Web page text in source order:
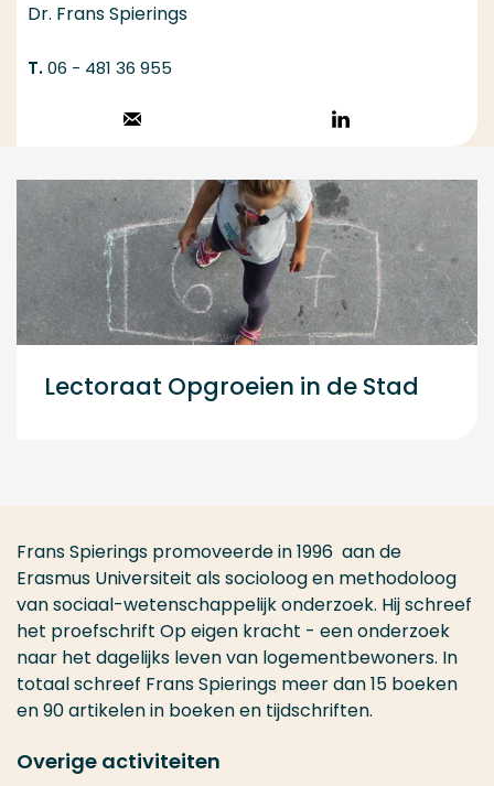
Dr. Frans Spierings
06 - 481 36 955
Stuur een email
Volg op
Lectoraat Opgroeien in de Stad
Frans Spierings promoveerde in 1996 aan de
Erasmus Universiteit als socioloog en methodoloog
van sociaal-wetenschappelijk onderzoek. Hij schreef
het proefschrift Op eigen kracht - een onderzoek
naar het dagelijks leven van logementbewoners. In
totaal schreef Frans Spierings meer dan 15 boeken
en 90 artikelen in boeken en tijdschriften.
Overige activiteiten